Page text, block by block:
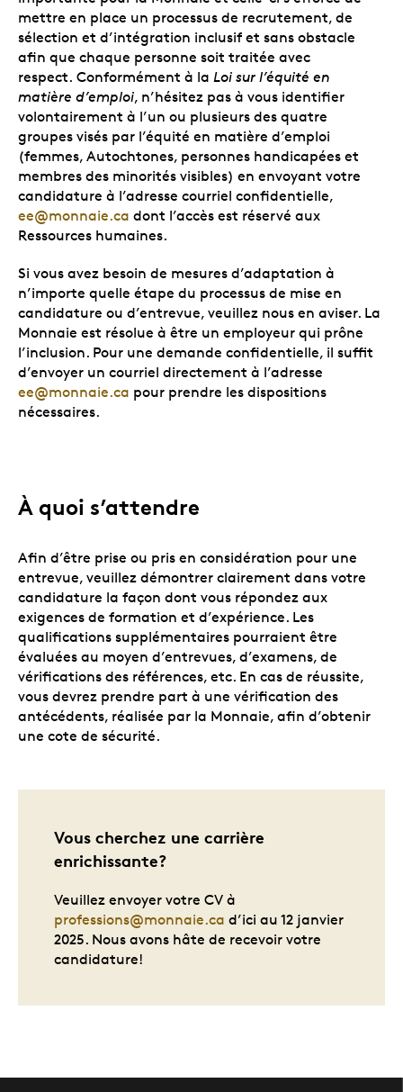
mettre en place un processus de recrutement, de
sélection et d’intégration inclusif et sans obstacle
afin que chaque personne soit traitée avec
respect. Conformément à la Loi sur l’équité en
matière d’emploi, n’hésitez pas à vous identifier
volontairement à l’un ou plusieurs des quatre
groupes visés par l’équité en matière d’emploi
(femmes, Autochtones, personnes handicapées et
membres des minorités visibles) en envoyant votre
candidature à l’adresse courriel confidentielle,
ee@monnaie.ca dont l’accès est réservé aux
Ressources humaines.
Si vous avez besoin de mesures d’adaptation à
n’importe quelle étape du processus de mise en
candidature ou d’entrevue, veuillez nous en aviser. La
Monnaie est résolue à être un employeur qui prône
l’inclusion. Pour une demande confidentielle, il suffit
d’envoyer un courriel directement à l’adresse
ee@monnaie.ca pour prendre les dispositions
nécessaires.
À quoi s’attendre
Afin d’être prise ou pris en considération pour une
entrevue, veuillez démontrer clairement dans votre
candidature la façon dont vous répondez aux
exigences de formation et d’expérience. Les
qualifications supplémentaires pourraient être
évaluées au moyen d’entrevues, d’examens, de
vérifications des références, etc. En cas de réussite,
vous devrez prendre part à une vérification des
antécédents, réalisée par la Monnaie, afin d’obtenir
une cote de sécurité.
Vous cherchez une carrière
enrichissante?
Veuillez envoyer votre CV à
professions@monnaie.ca d’ici au 12 janvier
2025. Nous avons hâte de recevoir votre
candidature!